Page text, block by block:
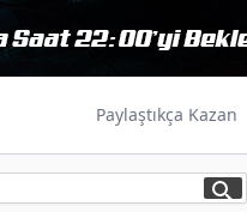
Paylaştıkça Kazan